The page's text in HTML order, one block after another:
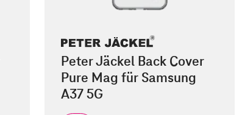
Peter Jäckel Back Cover
Pure Mag für Samsung
A37 5G